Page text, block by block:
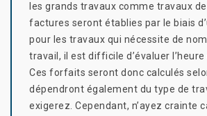
les grands travaux comme travaux
factures seront établies par le biais
pour les travaux qui nécessite de
travail, il est difficile d’évaluer
Ces forfaits seront donc calculés
dépendront également du type de
exigerez. Cependant, n’ayez crainte